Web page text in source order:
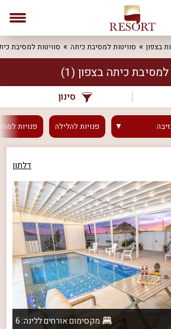
בצפון סוויטות למסיבת כיתה סוויטות למסיבת
למסיבת כיתה בצפון (1)
סינון
פנויותלהלילה פנויות
דלתון
מקסימום אורחים ללינה: 6